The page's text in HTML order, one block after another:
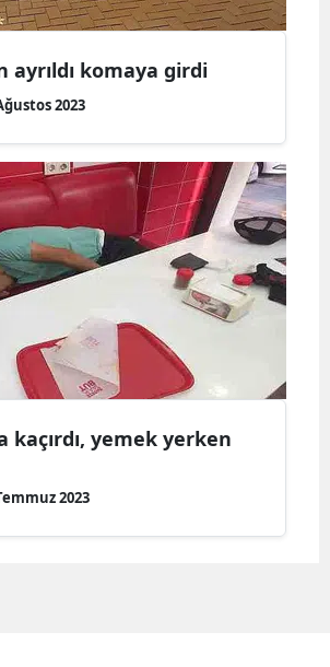
ayrıldı komaya girdi
2023
kaçırdı, yemek yerken
2023